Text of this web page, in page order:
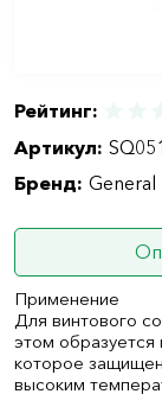
Рейтинг:
Артикул:
Бренд: General
Применение
Для винтового
этом
которое
высоким